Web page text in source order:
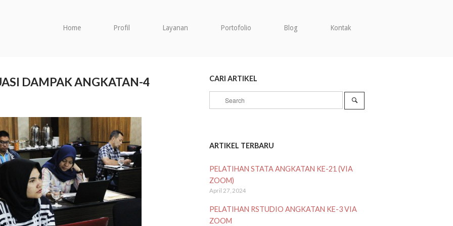
Home Profil Layanan Portofolio Blog Kontak
DAMPAK ANGKATAN-4 CARI ARTIKEL
Search
for:
ARTIKEL TERBARU
PELATIHAN STATA ANGKATAN KE-21 (VIA
ZOOM)
April 27, 2024
PELATIHAN RSTUDIO ANGKATAN KE-3 VIA
ZOOM